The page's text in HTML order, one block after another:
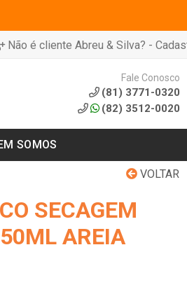
Não é cliente Abreu & Silva? -
Fale Conosco
(81) 3771-0320
(82) 3512-0020
SOMOS
VOLTAR
SECAGEM
AREIA